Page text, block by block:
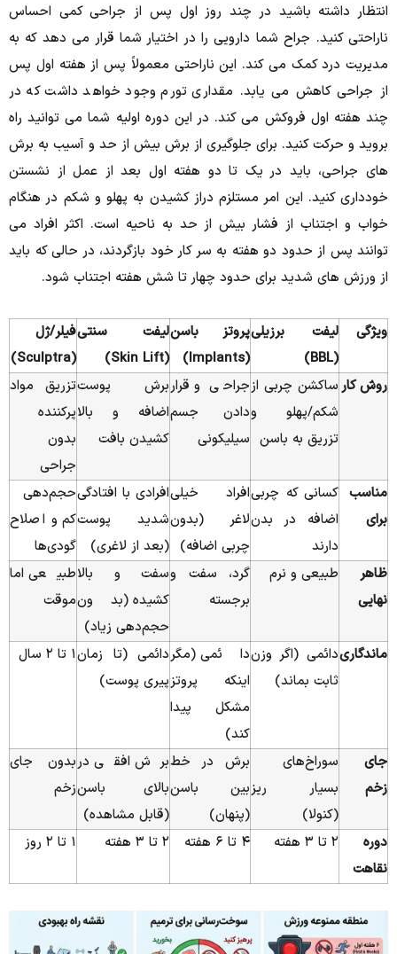
انتظار داشته باشید در چند روز اول پس از جراحی کمی احساس
ناراحتی کنید. جراح شما دارویی را در اختیار شما قرار می دهد که به
مدیریت درد کمک می کند. این ناراحتی معمولاً پس از هفته اول پس
از جراحی کاهش می یابد. مقداری تورم وجود خواهد داشت که در
چند هفته اول فروکش می کند. در این دوره اولیه شما می توانید راه
بروید و حرکت کنید. برای جلوگیری از برش بیش از حد و آسیب به برش
های جراحی، باید در یک تا دو هفته اول بعد از عمل از نشستن
خودداری کنید. این امر مستلزم دراز کشیدن به پهلو و شکم در هنگام
خواب و اجتناب از فشار بیش از حد به ناحیه است. اکثر افراد می
توانند پس از حدود دو هفته به سر کار خود بازگردند، در حالی که باید
از ورزش های شدید برای حدود چهار تا شش هفته اجتناب شود.
ویژگی
لیفت برزیلی
(BBL)
پروتز باسن
(Implants)
لیفت سنتی
(Skin Lift)
فیلر/ژل
(Sculptra)
روش کارساکشن چربی از
شکم/پهلو و
تزریق به باسن
جراحی و قرار
دادن جسم
سیلیکونی
برش پوست
اضافه و بالا
کشیدن بافت
تزریق مواد
پرکننده
بدون
جراحی
مناسب
برای
کسانی که چربی
اضافه در بدن
دارند
افراد خیلی
لاغر (بدون
چربی اضافه)
افرادی با افتادگی
شدید پوست
(بعد از لاغری)
حجم‌دهی
کم و اصلاح
گودی‌ها
ظاهر
نهایی
طبیعی و نرم
گرد، سفت و
برجسته
سفت و بالا
کشیده (بدون
حجم‌دهی زیاد)
طبیعی اما
موقت
ماندگاریدائمی (اگر وزن
ثابت بماند)
دائمی (مگر
اینکه پروتز
مشکل پیدا
کند)
دائمی (تا زمان
پیری پوست)
۱ تا ۲ سال
جای
زخم
سوراخ‌های
بسیار ریز
(کنولا)
برش در خط
بین باسن
(پنهان)
برش افقی در
بالای باسن
(قابل مشاهده)
بدون جای
زخم
دوره
نقاهت
۲ تا ۳ هفته ۴ تا ۶ هفته ۲ تا ۳ هفته ۱ تا ۲ روز